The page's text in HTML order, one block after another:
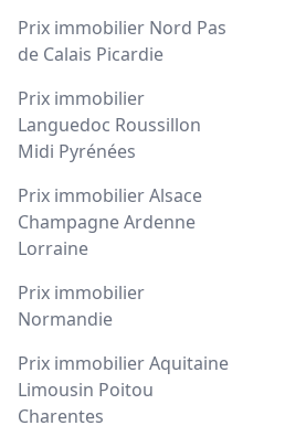
Prix immobilier Nord Pas
de Calais Picardie
Prix immobilier
Languedoc Roussillon
Midi Pyrénées
Prix immobilier Alsace
Champagne Ardenne
Lorraine
Prix immobilier
Normandie
Prix immobilier Aquitaine
Limousin Poitou
Charentes